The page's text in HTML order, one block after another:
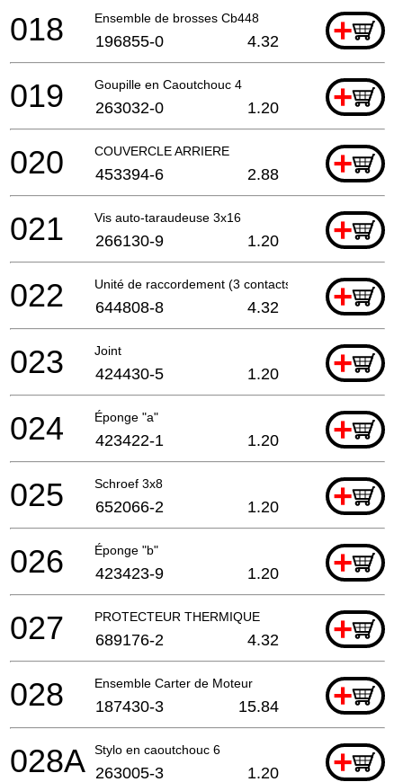
Ensemble de brosses Cb448 +
018 196855-0 4.32
Goupille en Caoutchouc 4 +
019 263032-0 1.20
COUVERCLE ARRIERE +
020 453394-6 2.88
Vis auto-taraudeuse 3x16 +
021 266130-9 1.20
Unité de raccordement (3 contacts) +
022 644808-8 4.32
Joint +
023 424430-5 1.20
Éponge "a" +
024 423422-1 1.20
Schroef 3x8 +
025 652066-2 1.20
Éponge "b" +
026 423423-9 1.20
PROTECTEUR THERMIQUE +
027 689176-2 4.32
Ensemble Carter de Moteur +
028 187430-3 15.84
Stylo en caoutchouc 6 +
028A 263005-3 1.20